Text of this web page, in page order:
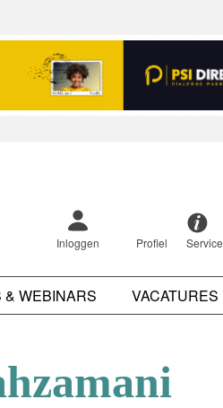
Inloggen Profiel Service
& WEBINARS VACATURES